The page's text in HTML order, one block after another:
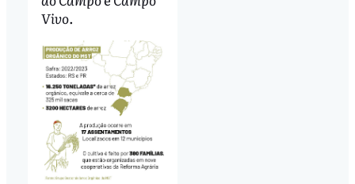
Vivo.